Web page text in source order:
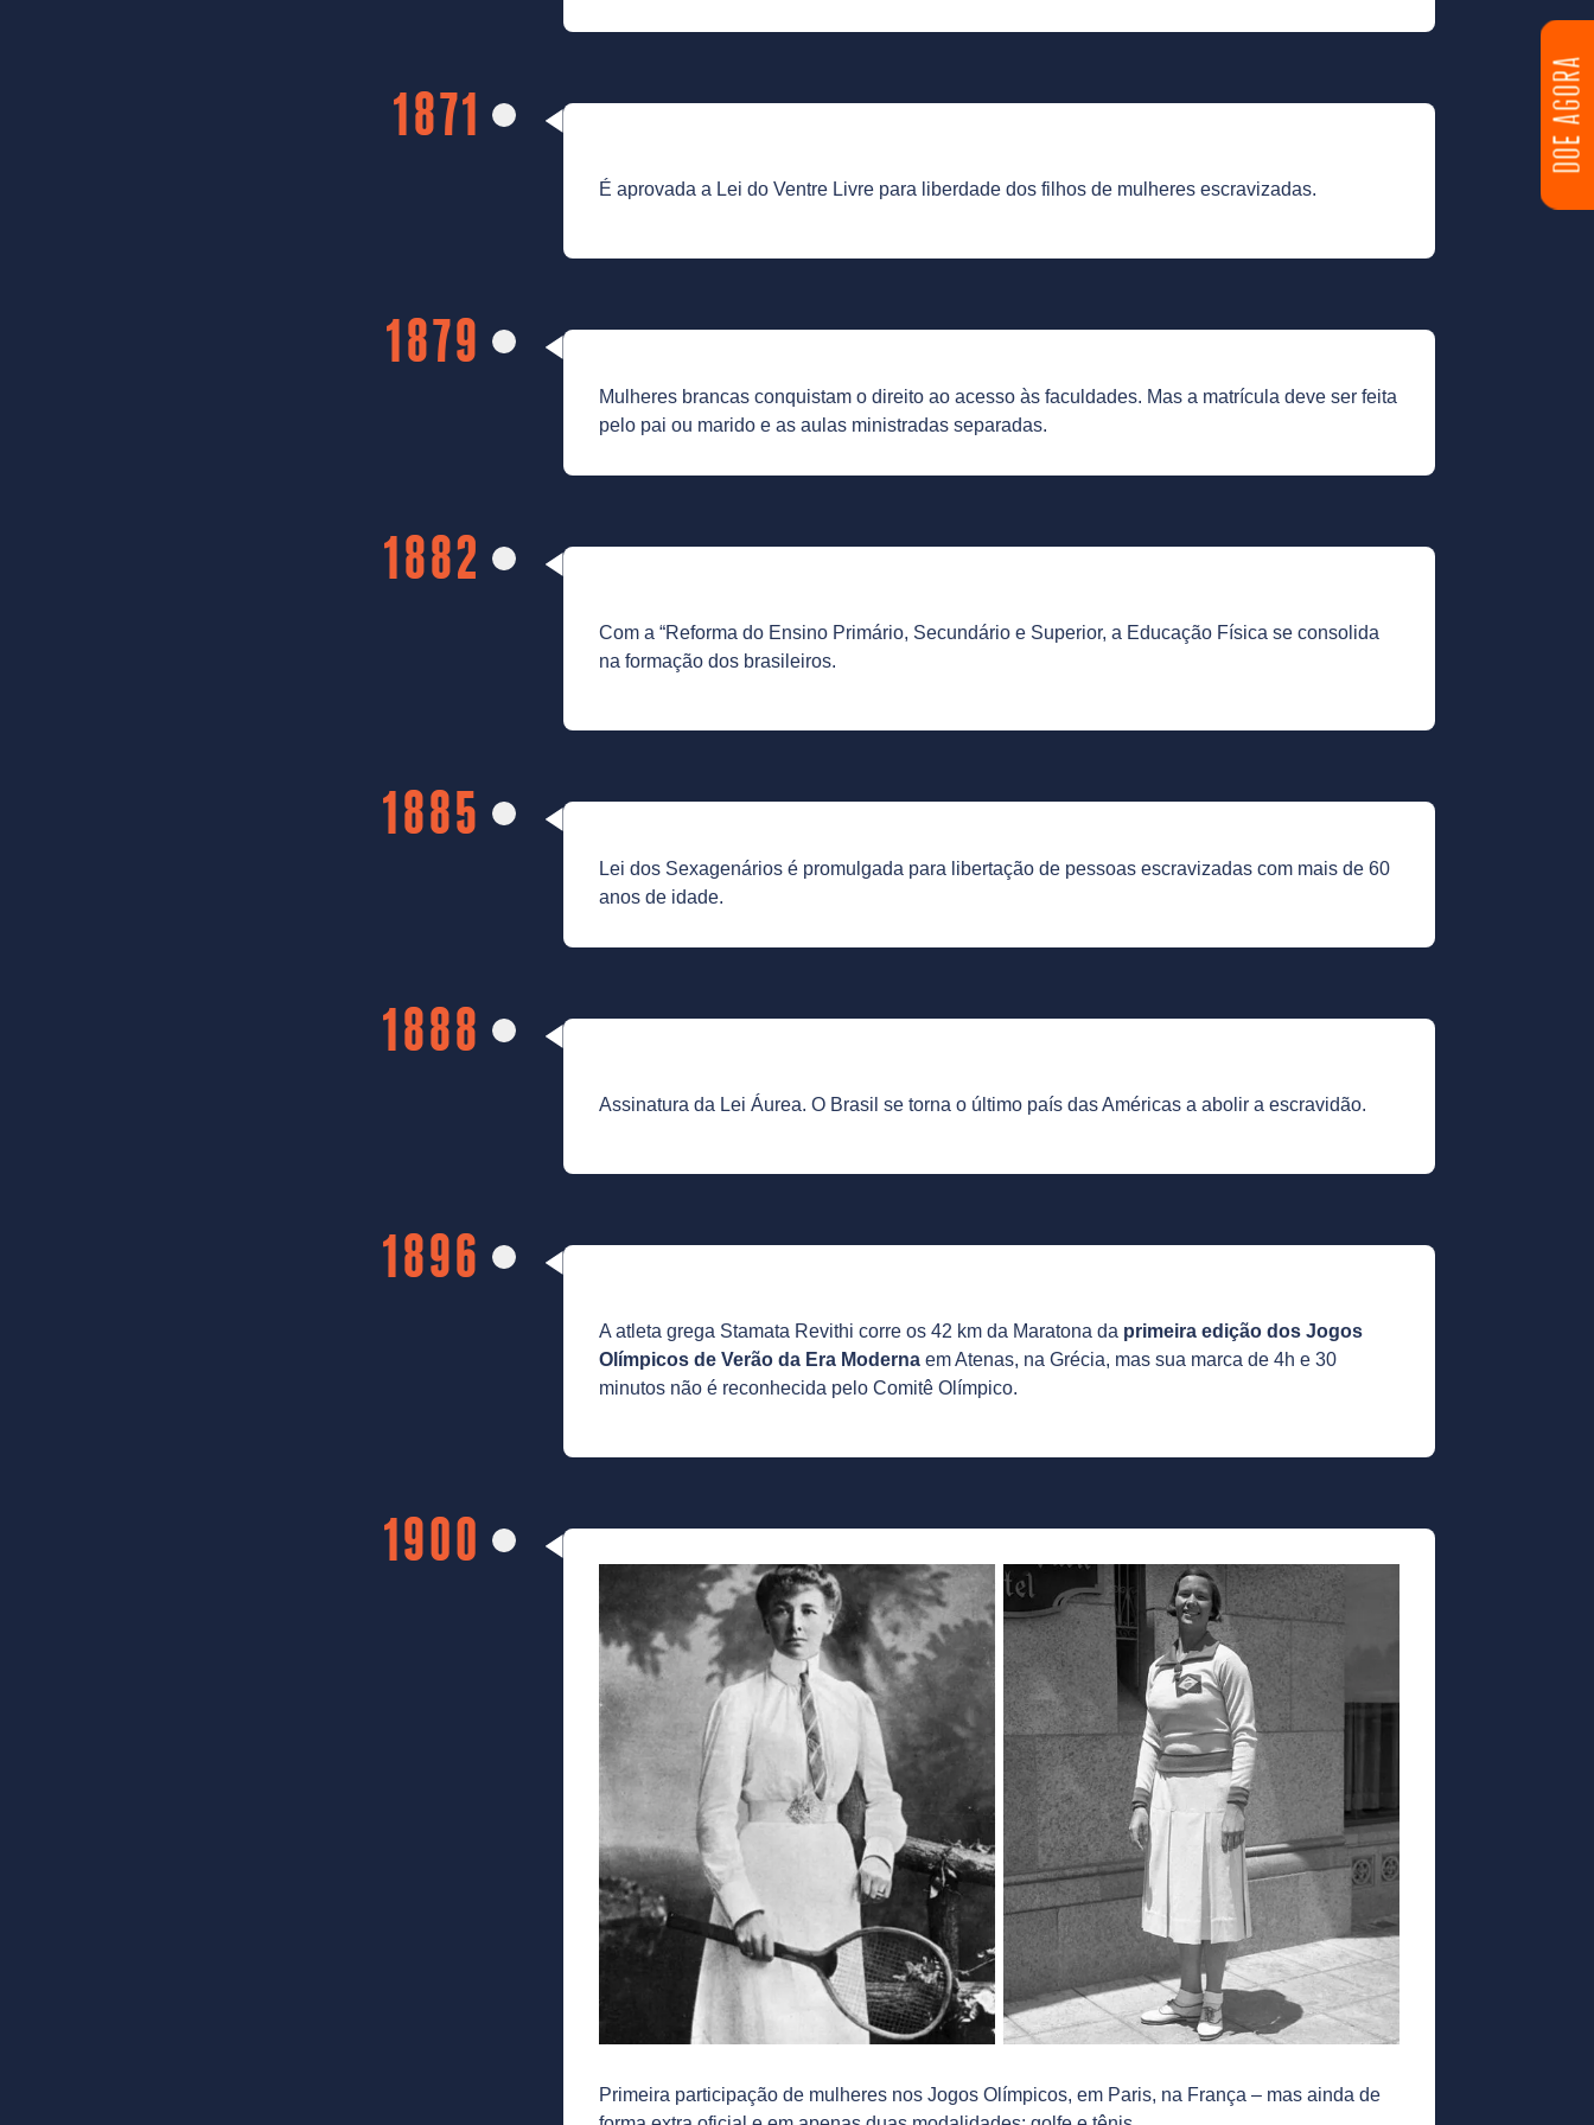
DOE AGORA
1871
É aprovada a Lei do Ventre Livre para liberdade dos filhos de mulheres escravizadas.
1879
Mulheres brancas conquistam o direito ao acesso às faculdades. Mas a matrícula deve ser feita
pelo pai ou marido e as aulas ministradas separadas.
1882
Com a “Reforma do Ensino Primário, Secundário e Superior, a Educação Física se consolida
na formação dos brasileiros.
1885
Lei dos Sexagenários é promulgada para libertação de pessoas escravizadas com mais de 60
anos de idade.
1888
Assinatura da Lei Áurea. O Brasil se torna o último país das Américas a abolir a escravidão.
1896
A atleta grega Stamata Revithi corre os 42 km da Maratona da primeira edição dos Jogos
Olímpicos de Verão da Era Modernaem Atenas, na Grécia, mas sua marca de 4h e 30
minutos não é reconhecida pelo Comitê Olímpico.
1900
Primeira participação de mulheres nos Jogos Olímpicos, em Paris, na França – mas ainda de